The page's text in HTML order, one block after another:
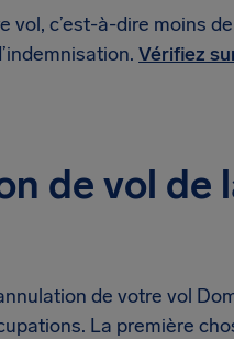
vol, c’est-à-dire moins de
Vérifiez
de vol de
de votre vol
La première